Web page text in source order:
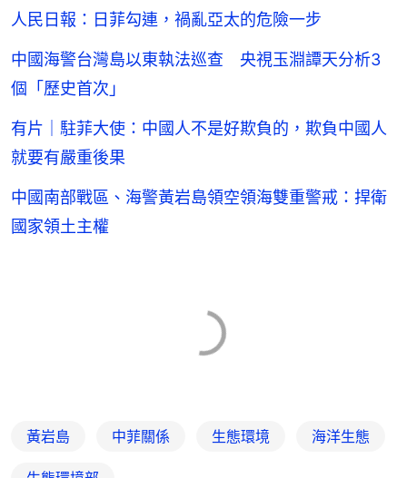
人民日報：日菲勾連，禍亂亞太的危險一步
中國海警台灣島以東執法巡查 央視玉淵譚天分析3
個「歷史首次」
有片｜駐菲大使：中國人不是好欺負的，欺負中國人
就要有嚴重後果
中國南部戰區、海警黃岩島領空領海雙重警戒：捍衛
國家領土主權
黃岩島 中菲關係 生態環境 海洋生態